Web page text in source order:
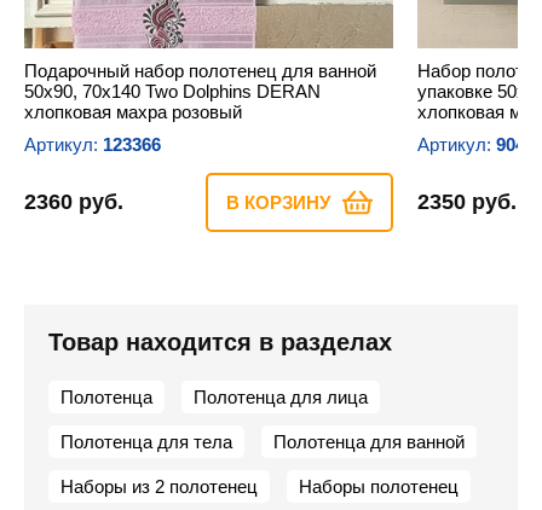
Подарочный набор полотенец для ванной
50х90, 70х140 Two Dolphins DERAN
хлопковая махра розовый
Артикул: 123366
2360 руб. В КОРЗИНУ
Набор
упаковке
хлопковая
Артикул:
2350 руб.
Товар находится в разделах
Полотенца Полотенца для лица
Полотенца для тела Полотенца для ванной
Наборы из 2 полотенец Наборы полотенец